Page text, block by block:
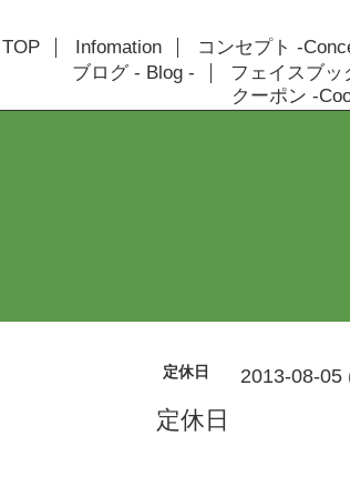
TOP Infomation コンセプト -
ブログ - Blog -
フェイスブッ
クーポン -
定休日 2013-08-05
定休日